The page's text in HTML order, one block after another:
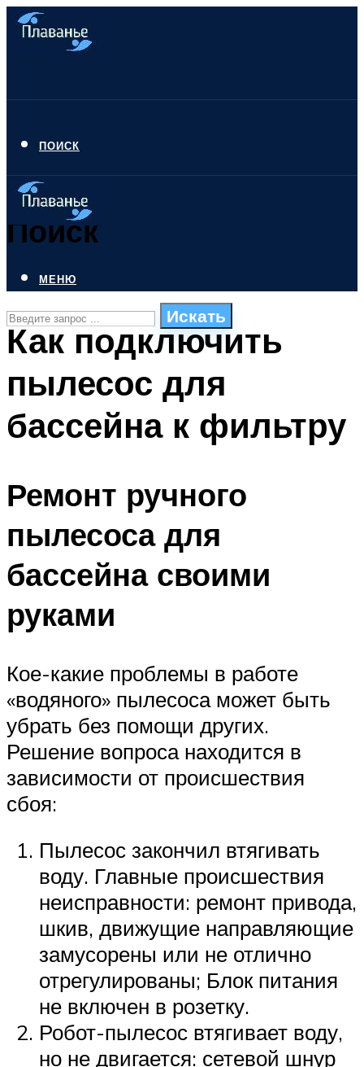
ПОИСК
Поиск
Искать
СТИЛИ ПЛАВАНЬЯ
ПЛАВАНЬЕ ДЛЯ ДЕТЕЙ
БАССЕЙН ДЛЯ ДОМА
МЕНЮ
МЕНЮ
Как подключить
пылесос для
бассейна к фильтру
Ремонт ручного
пылесоса для
бассейна своими
руками
Кое-какие проблемы в работе
«водяного» пылесоса может быть
убрать без помощи других.
Решение вопроса находится в
зависимости от происшествия
сбоя:
Пылесос закончил втягивать
воду. Главные происшествия
неисправности: ремонт привода,
шкив, движущие направляющие
замусорены или не отлично
отрегулированы; Блок питания
не включен в розетку.
Робот-пылесос втягивает воду,
но не двигается: сетевой шнур